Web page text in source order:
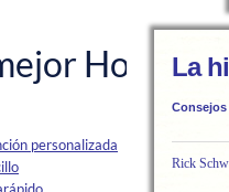
La
Consejos
Rick